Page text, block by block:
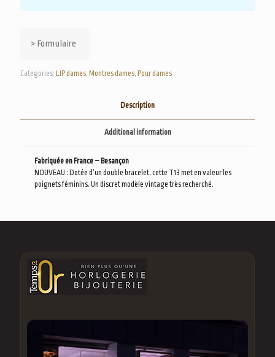
> Formulaire
Categories: LIP dames, Montres dames, Pour dames
Description
Additional information
Fabriquée en France – Besançon
NOUVEAU : Dotée d’un double bracelet, cette T13 met en valeur les
poignets féminins. Un discret modèle vintage très recherché.